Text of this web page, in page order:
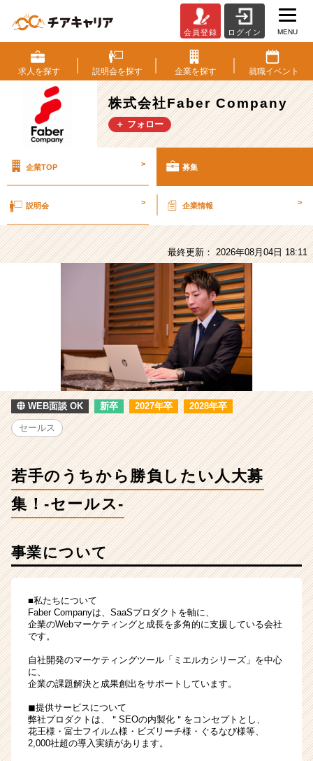
式
会
社
Faber
Company
の
人
手
ち
か
ら
勝
負
し
た
い
人
大
ル
ス-
|
ャ
ー・
長
企
か
ス
ウ
ト
が
会員登録 ログイン MENU
求人を探す 説明会を探す 企業を探す 就職イベント
株式会社Faber Company
＋ フォロー
企業TOP > 募集
説明会 > 企業情報 >
最終更新： 2026年08月04日 18:11
WEB面談 OK 新卒 2027年卒 2028年卒
セールス
若手のうちから勝負したい人大募
集！-セールス-
事業について
■私たちについて
Faber Companyは、SaaSプロダクトを軸に、
企業のWebマーケティングと成長を多角的に支援している会社
です。
自社開発のマーケティングツール「ミエルカシリーズ」を中心
に、
企業の課題解決と成果創出をサポートしています。
◼︎提供サービスについて
弊社プロダクトは、＂SEOの内製化＂をコンセプトとし、
花王様・富士フイルム様・ビズリーチ様・ぐるなび様等、
2,000社超の導入実績があります。